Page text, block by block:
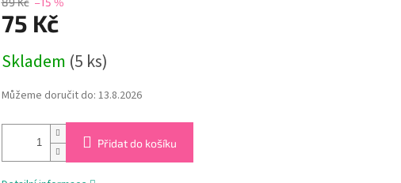
75 Kč
cena:
Skladem (5 ks)
Můžeme doručit do: 13.8.2026
Přidat do košíku